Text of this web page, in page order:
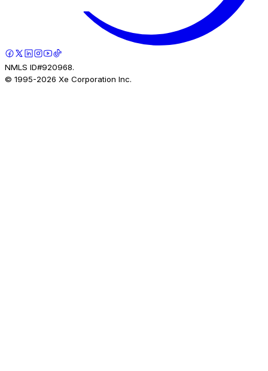
NMLS ID#920968.
© 1995-2026 Xe Corporation Inc.